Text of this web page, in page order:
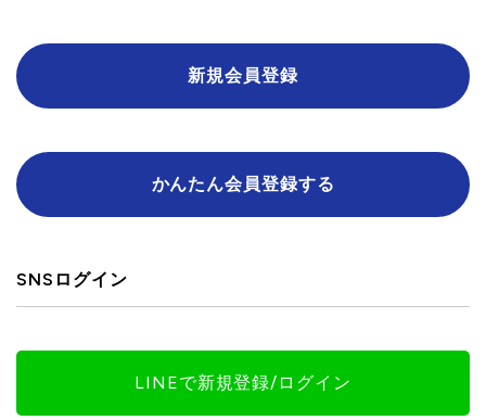
新規会員登録
かんたん会員登録する
SNSログイン
LINEで新規登録/ログイン